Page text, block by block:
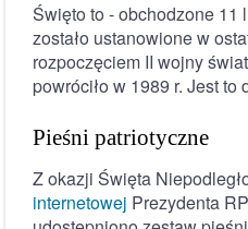
Święto to - obchodzone 11
zostało ustanowione w
rozpoczęciem II wojny
powróciło w 1989 r. Jest to
Pieśni patriotyczne
Z okazji Święta
internetowej Prezydenta